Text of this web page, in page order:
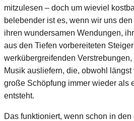
mitzulesen – doch um wieviel
belebender ist es, wenn wir uns
ihren wundersamen Wendungen,
aus den Tiefen vorbereiteten
werkübergreifenden
Musik ausliefern, die, obwohl
große Schöpfung immer wieder als
entsteht.
Das funktioniert, wenn schon in